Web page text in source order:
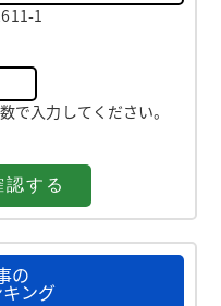
1
入力してください。
の
ング